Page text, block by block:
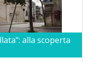
alla scoperta